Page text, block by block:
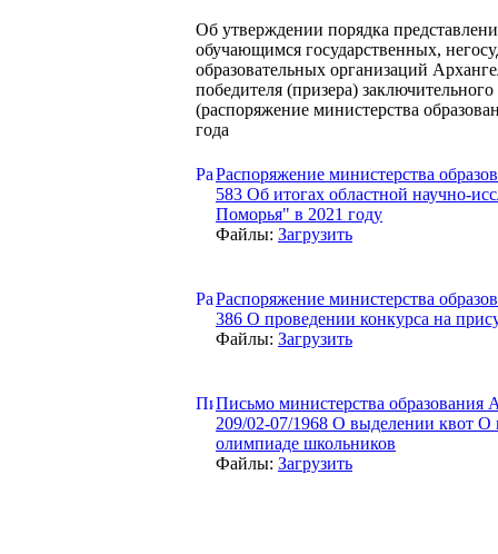
Об утверждении порядка
обучающимся государственных,
образовательных организаций
победителя (призера)
(распоряжение министерства
года
Распоряжение министерства
583 Об итогах областной научно-
Поморья" в 2021 году
Файлы: Загрузить
Распоряжение министерства
386 О проведении конкурса на
Файлы: Загрузить
Письмо министерства образования
209/02-07/1968 О выделении квот О
олимпиаде школьников
Файлы: Загрузить